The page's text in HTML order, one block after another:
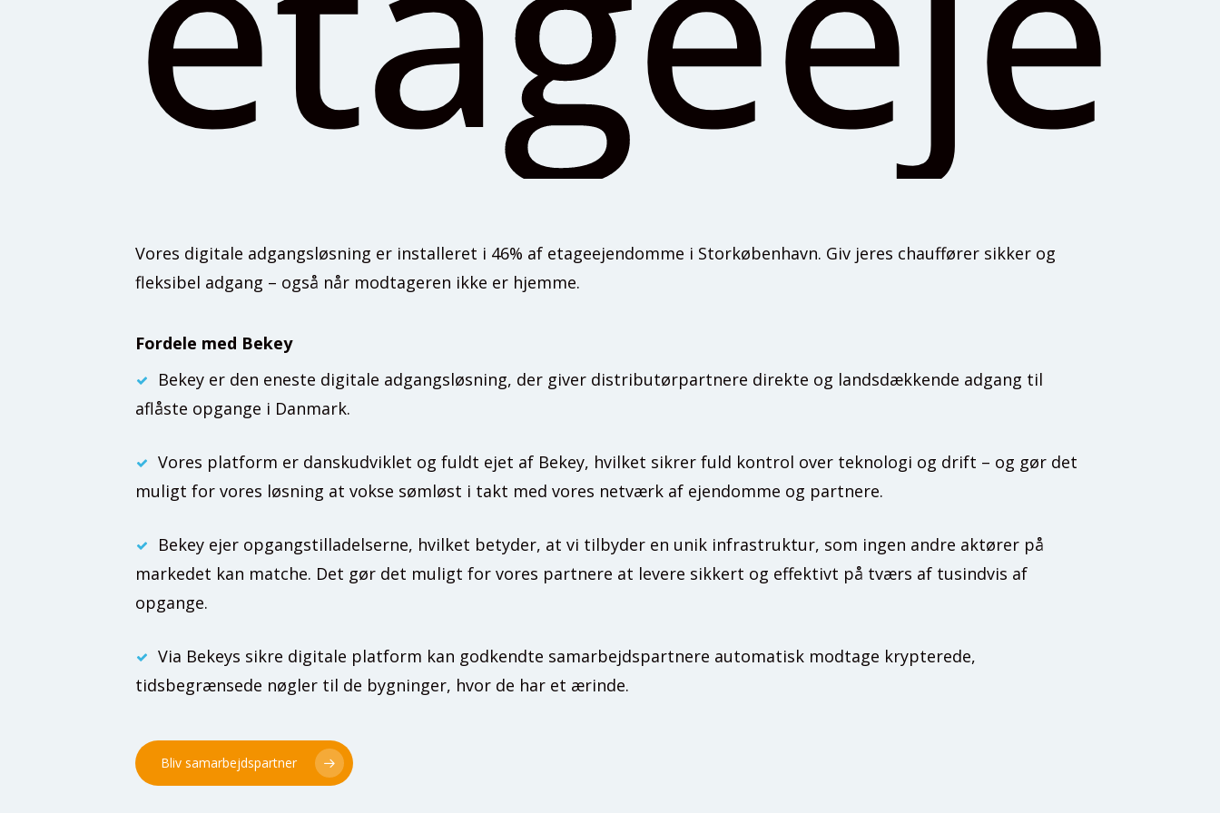
Vores digitale adgangsløsning er installeret i 46% af etageejendomme i Storkøbenhavn. Giv jeres chauffører sikker og
fleksibel adgang – også når modtageren ikke er hjemme.
Fordele med Bekey
Bekey er den eneste digitale adgangsløsning, der giver distributørpartnere direkte og landsdækkende adgang til
aflåste opgange i Danmark.
Vores platform er danskudviklet og fuldt ejet af Bekey, hvilket sikrer fuld kontrol over teknologi og drift – og gør det
muligt for vores løsning at vokse sømløst i takt med vores netværk af ejendomme og partnere.
Bekey ejer opgangstilladelserne, hvilket betyder, at vi tilbyder en unik infrastruktur, som ingen andre aktører på
markedet kan matche. Det gør det muligt for vores partnere at levere sikkert og effektivt på tværs af tusindvis af
opgange.
Via Bekeys sikre digitale platform kan godkendte samarbejdspartnere automatisk modtage krypterede,
tidsbegrænsede nøgler til de bygninger, hvor de har et ærinde.
Bliv samarbejdspartner